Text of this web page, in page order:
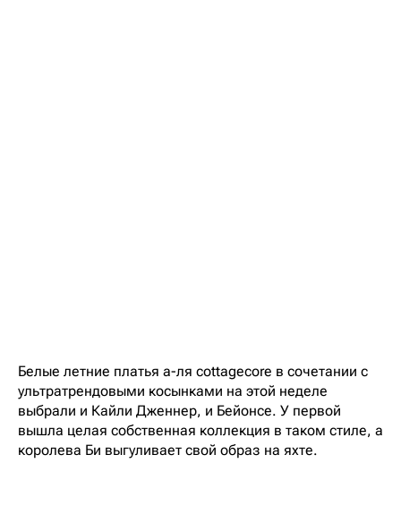
Белые летние платья а-ля cottagecore в сочетании с
ультратрендовыми косынками на этой неделе
выбрали и Кайли Дженнер, и Бейонсе. У первой
вышла целая собственная коллекция в таком стиле, а
королева Би выгуливает свой образ на яхте.